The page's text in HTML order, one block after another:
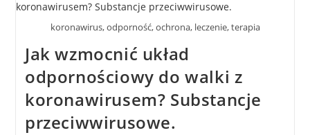
koronawirus, odporność, ochrona, leczenie, terapia
Jak wzmocnić układ
odpornościowy do walki z
koronawirusem? Substancje
przeciwwirusowe.